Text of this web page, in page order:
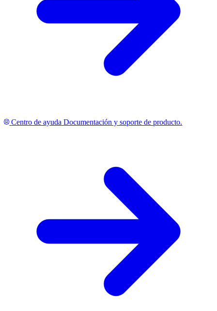
Centro de ayuda Documentación y soporte de producto.